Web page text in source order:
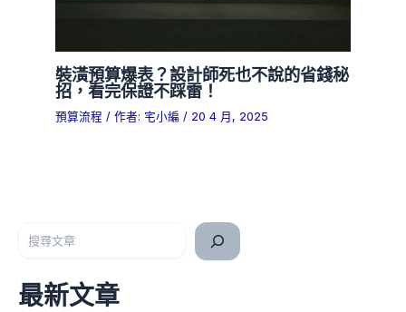
裝潢預算爆表？設計師死也不說的省錢秘
招，看完保證不踩雷！
預算流程 / 作者: 宅小編 / 20 4 月, 2025
最新文章